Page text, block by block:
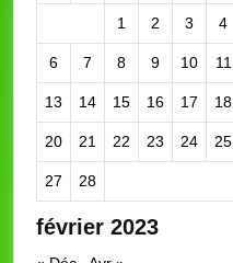
février 2023
1 2 3 4
6 7 8 9 10 11
13 14 15 16 17 18
20 21 22 23 24 25
27 28